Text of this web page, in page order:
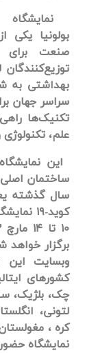
نمایشگاه
بولونیا یکی
صنعت برای
بهداشتی به
سراسر جهان
تکنیک‌ها
علم،
ساختمان اصلی
کوید-19
برگزار
وبسایت این
کشورهای
چک، بلژیک،
لتونی،
کره ،
نمایشگاه